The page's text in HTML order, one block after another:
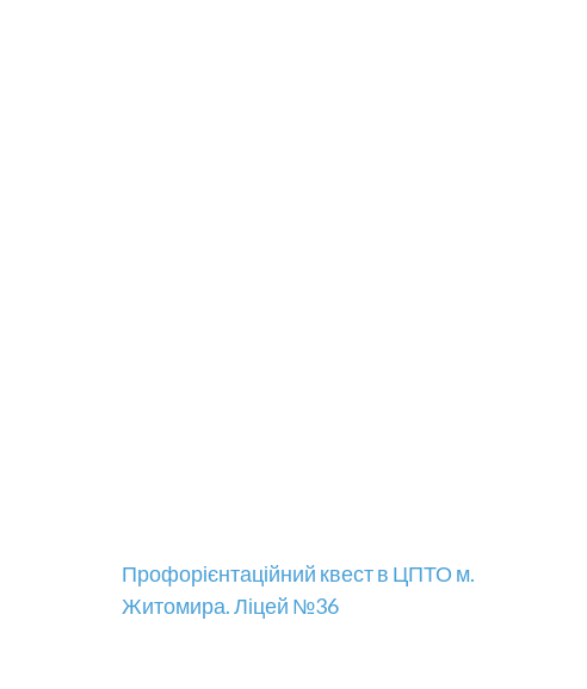
Навігація
записів
Профорієнтаційний квест в ЦПТО м.
Житомира. Ліцей №36